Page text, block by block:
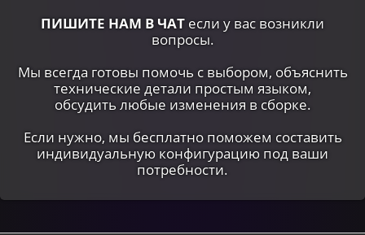
ПИШИТЕ НАМ В ЧАТ если у вас возникли
вопросы.
Мы всегда готовы помочь с выбором, объяснить
технические детали простым языком,
обсудить любые изменения в сборке.
Если нужно, мы бесплатно поможем составить
индивидуальную конфигурацию под ваши
потребности.